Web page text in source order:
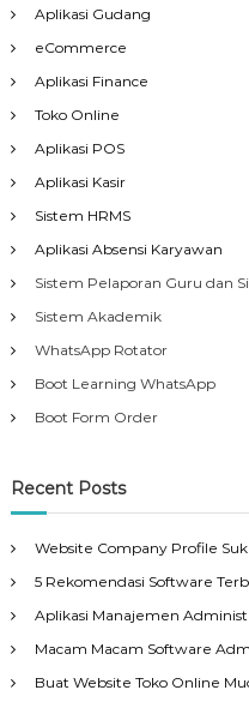
Aplikasi Gudang
eCommerce
Aplikasi Finance
Toko Online
Aplikasi POS
Aplikasi Kasir
Sistem HRMS
Aplikasi Absensi Karyawan
Sistem Pelaporan Guru dan
Sistem Akademik
WhatsApp Rotator
Boot Learning WhatsApp
Boot Form Order
Recent Posts
Website Company Profile
5 Rekomendasi Software
Aplikasi Manajemen
Macam Macam Software
Buat Website Toko Online